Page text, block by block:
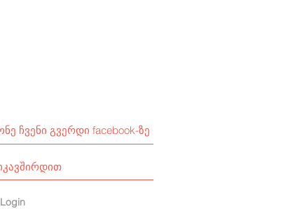
ჩვენი გვერდი facebook-ზე